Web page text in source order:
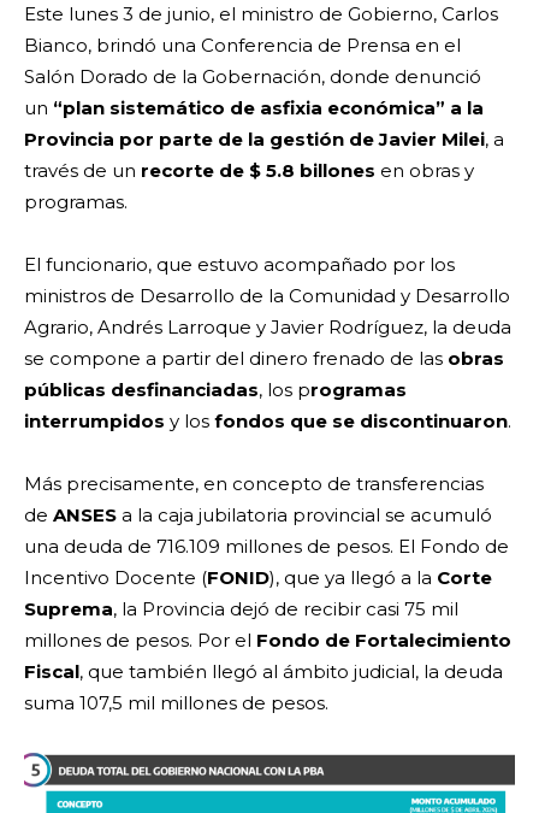
Este lunes 3 de junio, el ministro de Gobierno, Carlos
Bianco, brindó una Conferencia de Prensa en el
Salón Dorado de la Gobernación, donde denunció
un “plan sistemático de asfixia económica” a la
Provincia por parte de la gestión de Javier Milei, a
través de un recorte de $ 5.8 billones en obras y
programas.
El funcionario, que estuvo acompañado por los
ministros de Desarrollo de la Comunidad y Desarrollo
Agrario, Andrés Larroque y Javier Rodríguez, la deuda
se compone a partir del dinero frenado de las obras
públicas desfinanciadas, los programas
interrumpidos y los fondos que se discontinuaron.
Más precisamente, en concepto de transferencias
de ANSES a la caja jubilatoria provincial se acumuló
una deuda de 716.109 millones de pesos. El Fondo de
Incentivo Docente (FONID), que ya llegó a la Corte
Suprema, la Provincia dejó de recibir casi 75 mil
millones de pesos. Por el Fondo de Fortalecimiento
Fiscal, que también llegó al ámbito judicial, la deuda
suma 107,5 mil millones de pesos.